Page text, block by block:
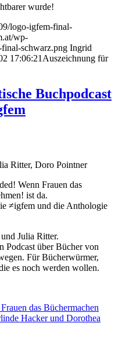
wurde!
logo-igfem-final-
wp-
schwarz.png Ingrid
17:06:21 Auszeichnung für
Buchpodcast
Ritter, Doro Pointner
Wenn Frauen das
ist da.
≠igfem und die Anthologie
Julia Ritter.
Podcast über Bücher von
Für Bücherwürmer,
es noch werden wollen.
das Büchermachen
Hacker und Dorothea